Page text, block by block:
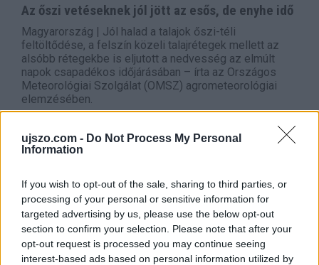
ujszo.com - Do Not Process My Personal
Information
If you wish to opt-out of the sale, sharing to third parties, or
processing of your personal or sensitive information for
targeted advertising by us, please use the below opt-out
section to confirm your selection. Please note that after your
opt-out request is processed you may continue seeing
interest-based ads based on personal information utilized by
Az őszi vetéseknek jól jött az esős, de enyhe idő
Magyarország | Jól halad a talajok őszi-téli
feltöltődése, a felszín közeli talajrétegek mellett az
alsóbb rétegekbe is eljutott a nedvesség az elmúlt
napok csapadékos időjárásában – írta az Országos
Meteorológiai Szolgálat (OMSZ) agrometeorológiai
elemzésében.